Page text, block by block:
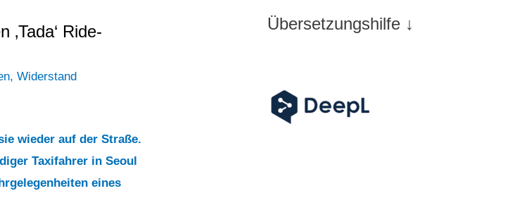
Ride-
,Widerstand
wieder auf der Straße.
Taxifahrer in Seoul
eines
Übersetzungshilfe ↓